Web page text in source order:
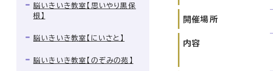
開催場所
内容
脳いきいき教室【思いやり黒保
根】
脳いきいき教室【にいさと】
脳いきいき教室【のぞみの苑】